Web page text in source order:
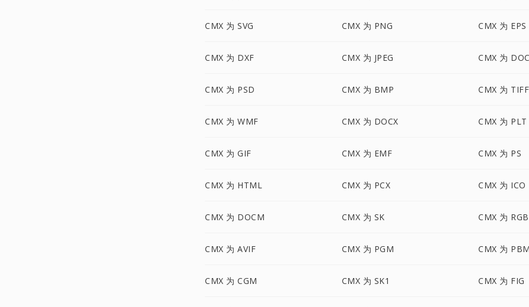
CMX 为 SVG CMX 为 PNG CMX 为 EPS
CMX 为 DXF CMX 为 JPEG CMX 为
CMX 为 PSD CMX 为 BMP CMX 为 TIFF
CMX 为 WMF CMX 为 DOCX CMX 为 PLT
CMX 为 GIF CMX 为 EMF CMX 为 PS
CMX 为 HTML CMX 为 PCX CMX 为 ICO
CMX 为 DOCM CMX 为 SK CMX 为 RGB
CMX 为 AVIF CMX 为 PGM CMX 为
CMX 为 CGM CMX 为 SK1 CMX 为 FIG